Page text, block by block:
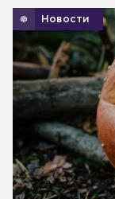
Новости